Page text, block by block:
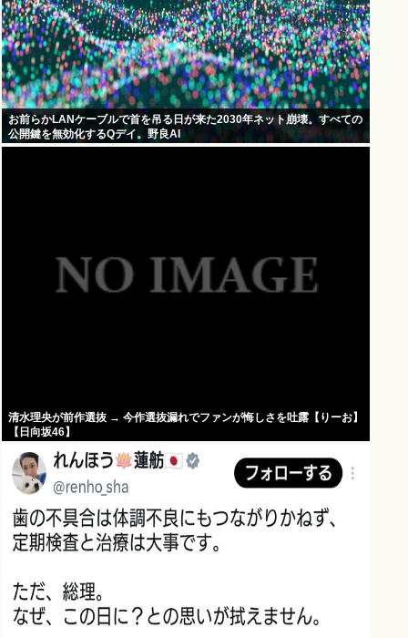
お前らかLANケーブルで首を吊る日が来た2030年ネット崩壊。すべての
公開鍵を無効化するQデイ。野良AI
清水理央が前作選抜 → 今作選抜漏れでファンが悔しさを吐露【りーお】
【日向坂46】